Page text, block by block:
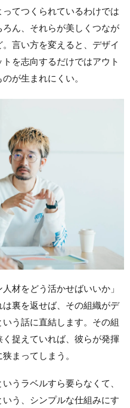
てつくられているわけでは
ん、それらが美しくつなが
言い方を変えると、デザイ
を志向するだけではアウト
が生まれにくい。
材をどう活かせばいいか」
裏を返せば、その組織がデ
う話に直結します。その組
捉えていれば、彼らが発揮
まってしまう。
うラベルすら要らなくて、
う、シンプルな仕組みにす